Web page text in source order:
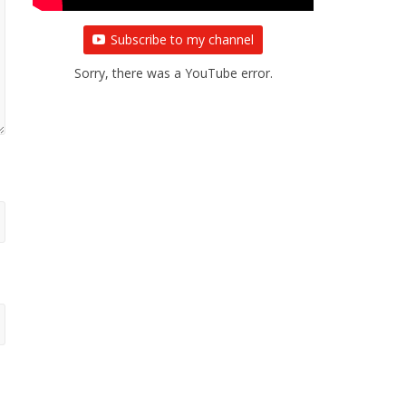
Subscribe to my channel
Sorry, there was a YouTube error.